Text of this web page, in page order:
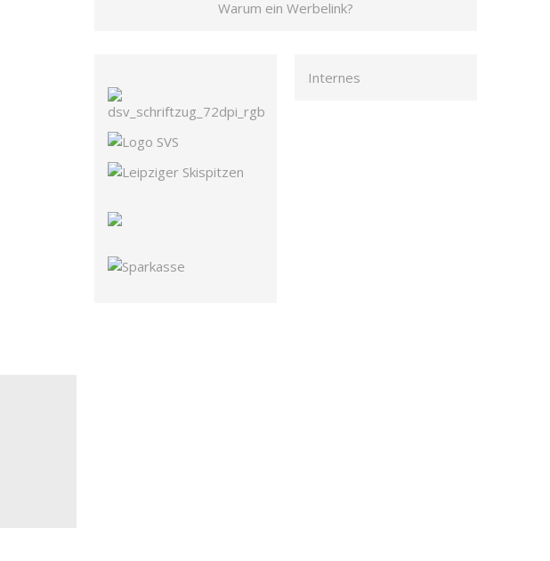
Warum ein Werbelink?
Internes